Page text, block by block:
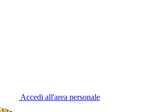
Accedi all'area personale